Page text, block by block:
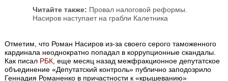
Читайте также: Провал налоговой реформы.
Насиров наступает на грабли Калетника
Отметим, что Роман Насиров из-за своего серого таможенного
кардинала неоднократно попадал в коррупционные скандалы.
Как писал РБК , еще месяц назад межфракционное депутатское
объединение «Депутатский контроль» публично заподозрило
Геннадия Романенко в причастности к «крышеванию»